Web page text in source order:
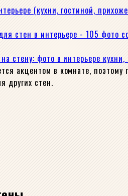
(кухни, гостиной,
стен в интерьере - 105
стену: фото в интерьере
акцентом в комнате,
других стен.